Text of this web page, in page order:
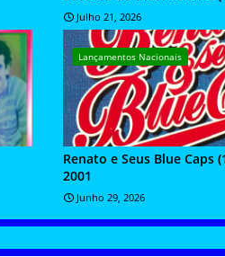
Julho 21, 2026
Lançamentos Nacionais
Renato e Seus Blue Caps
2001
Junho 29, 2026